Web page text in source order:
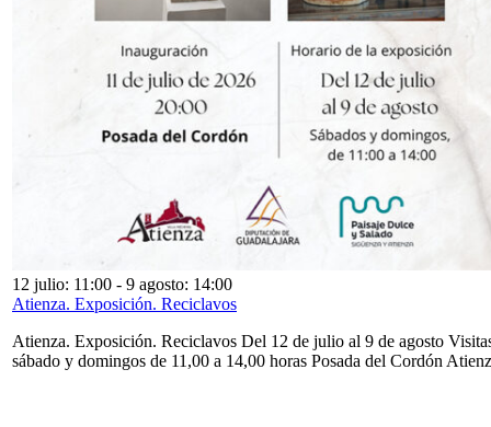
12 julio: 11:00 - 9 agosto: 14:00
Atienza. Exposición. Reciclavos
Atienza. Exposición. Reciclavos Del 12 de julio al 9 de agosto
sábado y domingos de 11,00 a 14,00 horas Posada del Cordón